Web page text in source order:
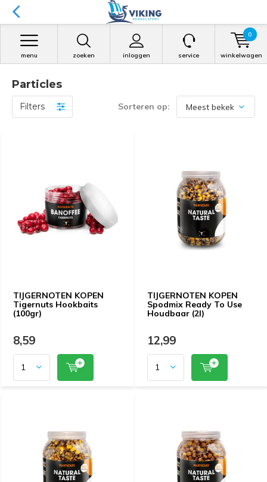
zoeken inloggen
menu service winkelwagen
0
Particles
Filters Sorteren op:
TIJGERNOTEN KOPEN
Tigernuts Hookbaits
(100gr)
8,59
TIJGERNOTEN KOPEN
Spodmix Ready To Use
Houdbaar (2l)
12,99